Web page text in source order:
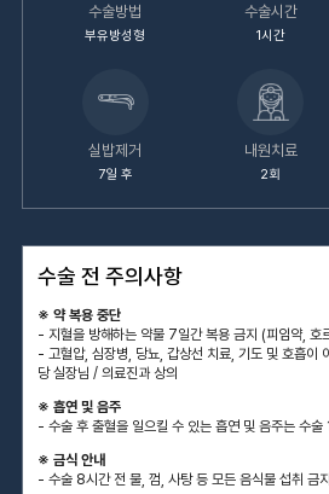
부유방성형 1시간
7일 후 2회
수술 전 주의사항
※ 약 복용 중단
- 지혈을 방해하는 약물 7일간 복용 금지 (피임약, 호
- 고혈압, 심장병, 당뇨, 갑상선 치료, 기도 및 호흡이
당 실장님 / 의료진과 상의
※ 흡연 및 음주
- 수술 후 출혈을 일으킬 수 있는 흡연 및 음주는 수술
※ 금식 안내
- 수술 8시간 전 물, 껌, 사탕 등 모든 음식물 섭취 금지